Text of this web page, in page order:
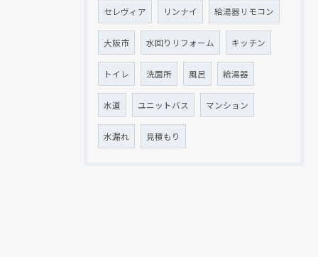
セレヴィア リンナイ 給湯器リモコン
大阪市 水回りリフォーム キッチン
トイレ 洗面所 風呂 給湯器
水道 ユニットバス マンション
水漏れ 見積もり